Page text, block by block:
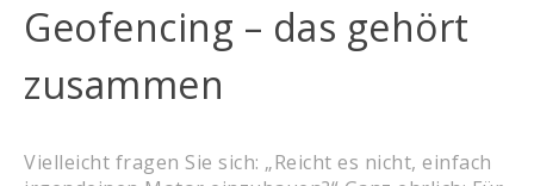
Geofencing – das gehört
zusammen
Vielleicht fragen Sie sich: „Reicht es nicht, einfach